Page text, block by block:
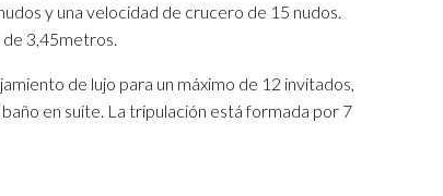
y una velocidad de crucero de 15 nudos.
de 3,45metros.
de lujo para un máximo de 12 invitados,
en suite. La tripulación está formada por 7